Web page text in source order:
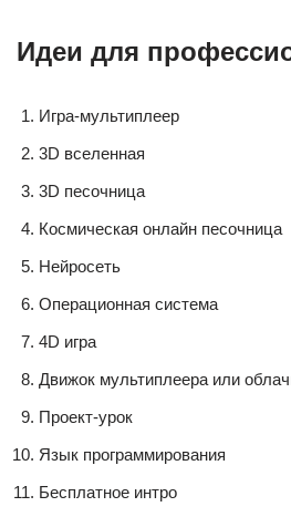
Идеи для
Игра-мультиплеер
3D вселенная
3D песочница
Космическая онлайн песочница
Нейросеть
Операционная система
4D игра
Движок мультиплеера или
Проект-урок
Язык программирования
Бесплатное интро